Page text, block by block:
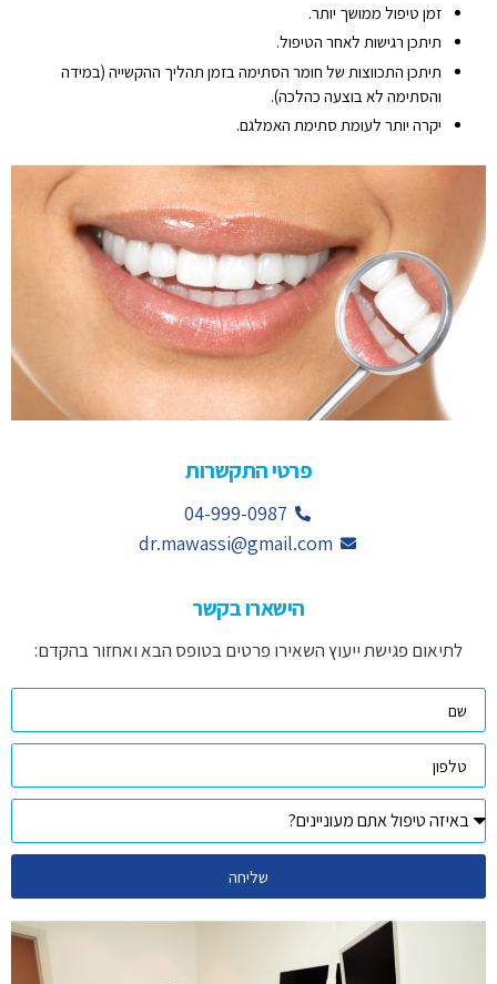
זמן טיפול ממושך יותר.
תיתכן רגישות לאחר הטיפול.
תיתכן התכווצות של חומר הסתימה בזמן תהליך ההקשייה (במידה
והסתימה לא בוצעה כהלכה).
יקרה יותר לעומת סתימת האמלגם.
פרטי התקשרות
04-999-0987
dr.mawassi@gmail.com
הישארו בקשר
לתיאום פגישת ייעוץ השאירו פרטים בטופס הבא ואחזור בהקדם:
שליחה